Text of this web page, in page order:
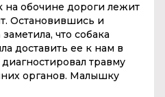
на обочине дороги лежит
Остановившись и
что собака
доставить ее к нам в
диагностировал травму
органов. Малышку